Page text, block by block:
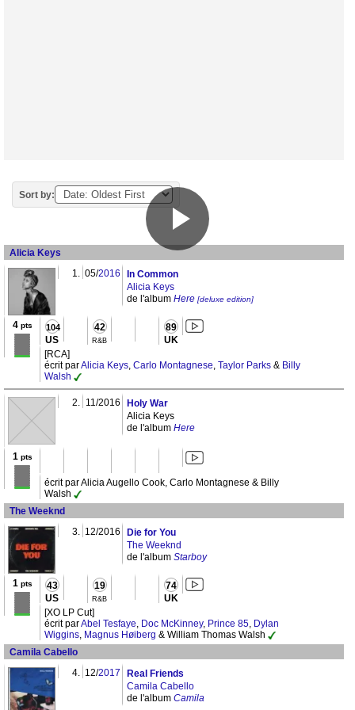
Sort by:
Alicia Keys
1. 05/2016
In Common
Alicia Keys
de l'album Here [deluxe edition]
4pts
104
US
42
R&B
89
UK
[RCA]
écrit parAlicia Keys, Carlo Montagnese, Taylor Parks & Billy
Walsh
2. 11/2016
Holy War
Alicia Keys
de l'album Here
1 pts
écrit par Alicia Augello Cook, Carlo Montagnese & Billy
Walsh
The Weeknd
3. 12/2016
Die for You
The Weeknd
de l'album Starboy
1 pts 43
US
19
R&B
74
UK
[XO LP Cut]
écrit parAbel Tesfaye, Doc McKinney, Prince 85, Dylan
Wiggins, Magnus Høiberg & William Thomas Walsh
Camila Cabello
4. 12/2017
Real Friends
Camila Cabello
de l'album Camila